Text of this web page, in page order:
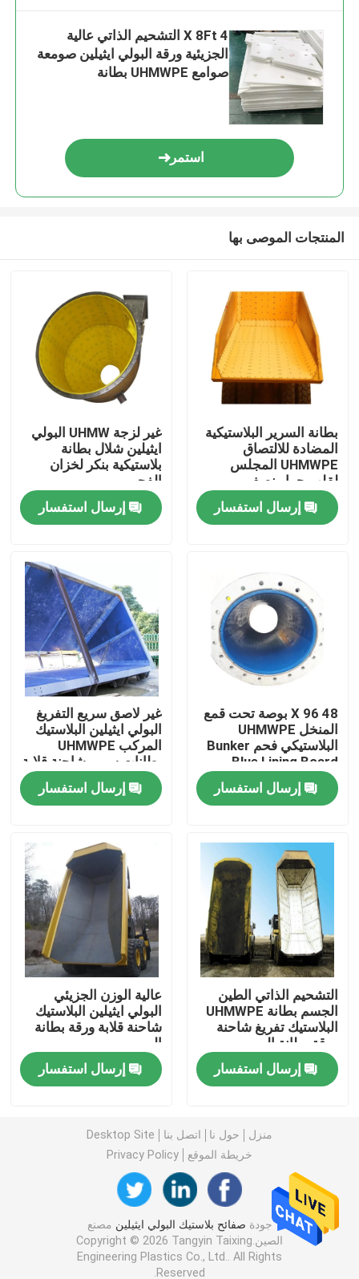
بيت
منتجات
جولة في المعمل
رقابة جودة
اتصل بنا
أخبار
صفائح بلاستيك البولي ايثيلين
بطانة UHMWPE
حصائر حماية الأرض
وسادات دعامة بلاستيكية
بكرات نقل بلاستيكية
وسادة الحاجز البحري
ورقة من البلاستيك HDPE
ورقة بلاستيكية UHMWPE
قطع بلاستيكية آلية
4 X 8Ft التشحيم الذاتي عالية
الجزيئية ورقة البولي ايثيلين صومعة
صوامع UHMWPE بطانة
استمر
المنتجات الموصى بها
بطانة السرير البلاستيكية
المضادة للالتصاق
UHMWPE المجلس
لقلب جرار نصف
مقطورة
إرسال استفسار
غير لزجة UHMW البولي
ايثيلين شلال بطانة
بلاستيكية بنكر لخزان
الفحم
إرسال استفسار
48 X 96 بوصة تحت قمع
المنخل UHMWPE
البلاستيكي فحم Bunker
Blue Lining Board
إرسال استفسار
غير لاصق سريع التفريغ
البولي ايثيلين البلاستيك
المركب UHMWPE
بطانات سرير شاحنة قلابة
إرسال استفسار
التشحيم الذاتي الطين
الجسم بطانة UHMWPE
البلاستيك تفريغ شاحنة
ورقة بطانة السرير
إرسال استفسار
عالية الوزن الجزيئي
البولي ايثيلين البلاستيك
شاحنة قلابة ورقة بطانة
السرير
إرسال استفسار
منزل حول نا اتصل بنا
Desktop Site
خريطة الموقع
Privacy Policy
جودة صفائح بلاستيك البولي ايثيلين مصنع
الصين.Copyright © 2026 Tangyin Taixing
Engineering Plastics Co., Ltd.. All Rights
Reserved.